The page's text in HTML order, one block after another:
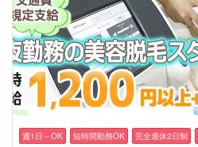
週1日～OK 短時間勤務OK 完全週休2日制